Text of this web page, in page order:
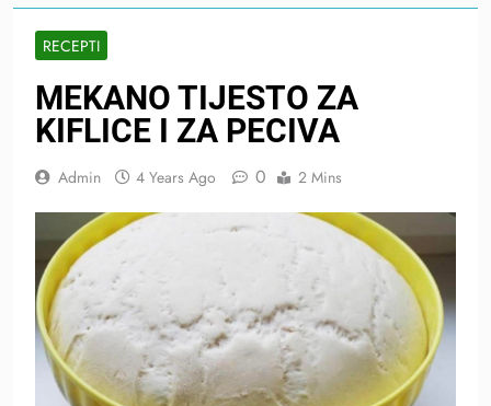
RECEPTI
MEKANO TIJESTO ZA
KIFLICE I ZA PECIVA
Admin 4 Years Ago 0 2 Mins